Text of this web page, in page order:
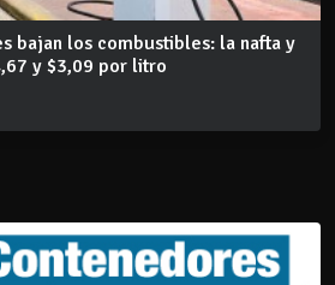
bajan los combustibles: la nafta y
y $3,09 por litro